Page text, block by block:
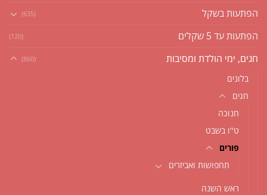
הפתעות בשקל (635)
הפתעות עד 5 שקלים (120)
חגים, ימי הולדת ומסיבות (860)
בלונים
חגים
חנוכה
ט''ו בשבט
פורים
תחפושות ואביזרים
ראש השנה